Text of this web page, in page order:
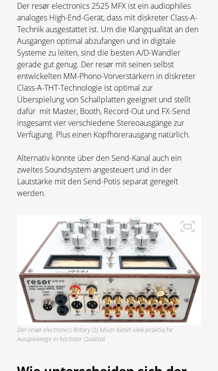
Der resør electronics 2525 MFX ist ein audiophiles
analoges High-End-Gerät, dass mit diskreter Class-A-
Technik ausgestattet ist. Um die Klangqualität an den
Ausgängen optimal abzufangen und in digitale
Systeme zu leiten, sind die besten A/D-Wandler
gerade gut genug. Der resør mit seinen selbst
entwickelten MM-Phono-Vorverstärkern in diskreter
Class-A-THT-Technologie ist optimal zur
Überspielung von Schallplatten geeignet und stellt
dafür mit Master, Booth, Record-Out und FX-Send
insgesamt vier verschiedene Stereoausgänge zur
Verfügung. Plus einen Kopfhörerausgang natürlich.
Alternativ könnte über den Send-Kanal auch ein
zweites Soundsystem angesteuert und in der
Lautstärke mit den Send-Potis separat geregelt
werden.
Der resør electronics Rotary DJ-Mixer bietet viele praktische
Ausspielwege in höchster Qualität